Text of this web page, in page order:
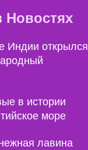
Новостях
Индии открылся
в истории
море
лавина